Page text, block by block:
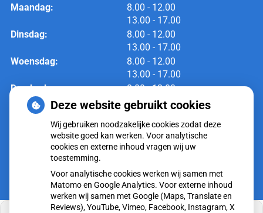
Maandag: 8.00 tot
- 12.00
13.00 tot
- 17.00
Dinsdag:
8.00 tot
- 12.00
13.00 tot
- 17.00
Woensdag:
8.00 tot
- 12.00
13.00 tot
- 17.00
Donderdag:
8.00tot
- 12.00
13.00tot
- 17.00
Vrijdag:
8.00
13.00tot
- 17.00
Deze website gebruikt cookies
Wij gebruiken noodzakelijke cookies zodat deze
website goed kan werken. Voor analytische
cookies en externe inhoud vragen wij uw
toestemming.
Voor analytische cookies werken wij samen met
Matomo en Google Analytics. Voor externe inhoud
werken wij samen met Google (Maps, Translate en
Reviews), YouTube, Vimeo, Facebook, Instagram, X